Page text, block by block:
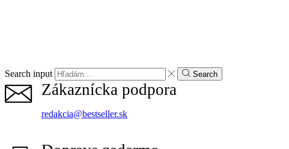
Search input Search
Zákaznícka podpora
redakcia@bestseller.sk